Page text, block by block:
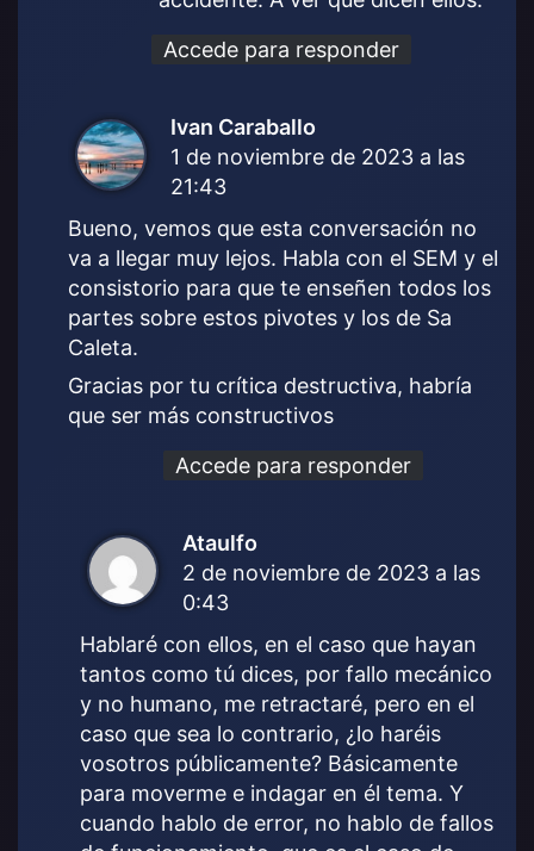
Accede para responder
Ivan Caraballo
i
1 de noviembre de 2023 a las
21:43
Bueno, vemos que esta conversación no
va a llegar muy lejos. Habla con el SEM y el
consistorio para que te enseñen todos los
partes sobre estos pivotes y los de Sa
Caleta.
Gracias por tu crítica destructiva, habría
que ser más constructivos
Accede para responder
Ataulfo
i
2 de noviembre de 2023 a las
0:43
Hablaré con ellos, en el caso que hayan
tantos como tú dices, por fallo mecánico
y no humano, me retractaré, pero en el
caso que sea lo contrario, ¿lo haréis
vosotros públicamente? Básicamente
para moverme e indagar en él tema. Y
cuando hablo de error, no hablo de fallos